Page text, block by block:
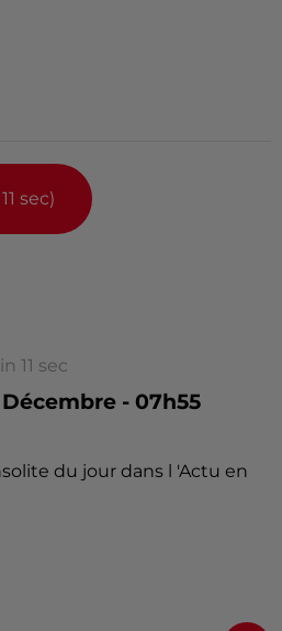
sec)
11 sec
- 07h55
du jour dans l 'Actu en